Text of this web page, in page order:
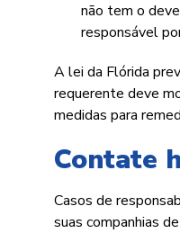
não tem o
responsável
A lei da Flórida
requerente deve
medidas para
Contate
Casos de
suas companhias